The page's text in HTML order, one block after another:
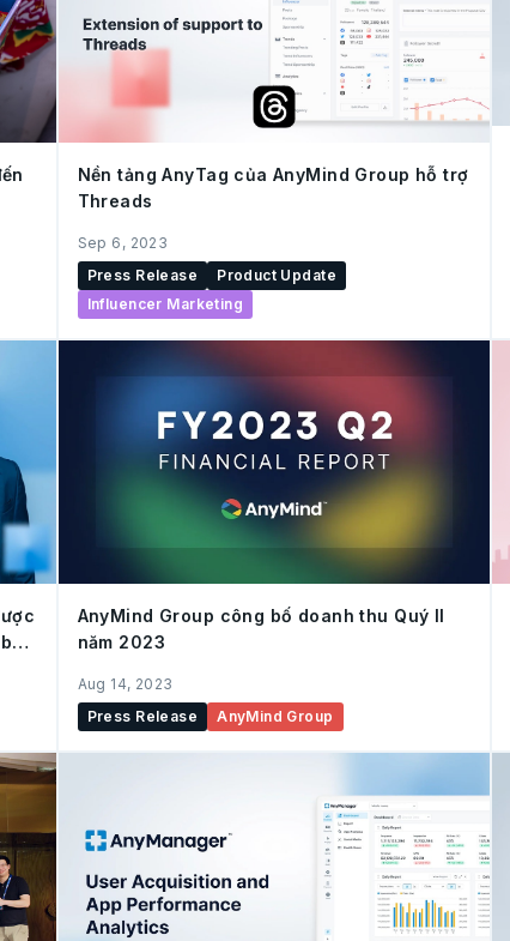
Nền tảng AnyTag của AnyMind Group hỗ trợ
Threads
Sep 6, 2023
Press Release
Product Update
Influencer Marketing
AnyMind Group công bố doanh thu Quý II
năm 2023
Aug 14, 2023
Press Release
AnyMind Group